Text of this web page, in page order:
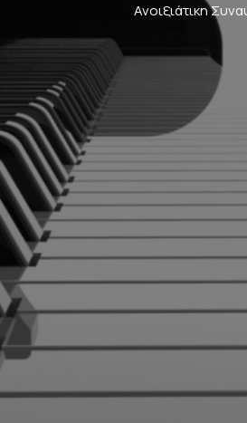
Ανοιξιάτικη